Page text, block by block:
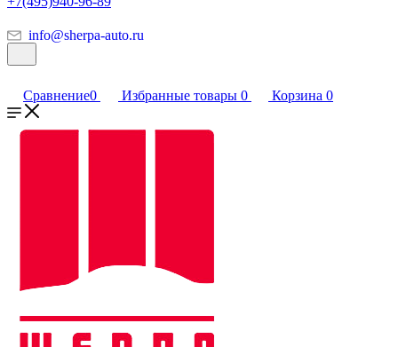
info@sherpa-auto.ru
Сравнение0 Избранные товары 0 Корзина 0